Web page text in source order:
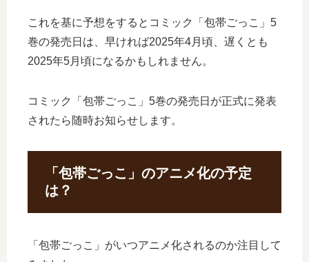
これを基に予想をするとコミック「包帯ごっこ」5
巻の発売日は、早ければ2025年4月頃、遅くとも
2025年5月頃になるかもしれません。
コミック「包帯ごっこ」5巻の発売日が正式に発表
されたら随時お知らせします。
「包帯ごっこ」のアニメ化の予定
は？
「包帯ごっこ」がいつアニメ化されるのか注目して